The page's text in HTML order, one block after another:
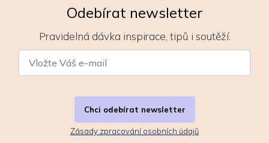
Odebírat newsletter
Pravidelná dávka inspirace, tipů i soutěží.
Chci odebírat newsletter
Zásady zpracování osobních údajů